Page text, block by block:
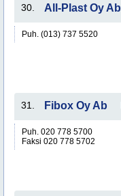
30. All-Plast Oy Ab
Puh. (013) 737 5520
31. Fibox Oy Ab
Puh. 020 778 5700
Faksi 020 778 5702